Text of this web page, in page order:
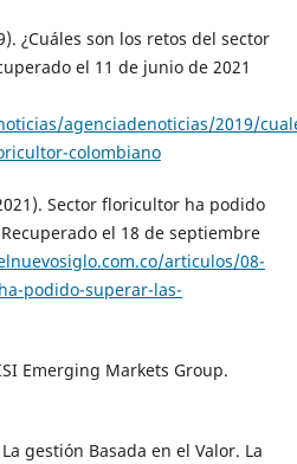
¿Cuáles son los retos del sector
el 11 de junio de 2021
agenciadenoticias/2019/
colombiano
Sector floricultor ha podido
el 18 de septiembre
articulos/08-
podido-superar-las-
Emerging Markets Group.
gestión Basada en el Valor. La